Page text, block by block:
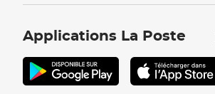
Applications La Poste